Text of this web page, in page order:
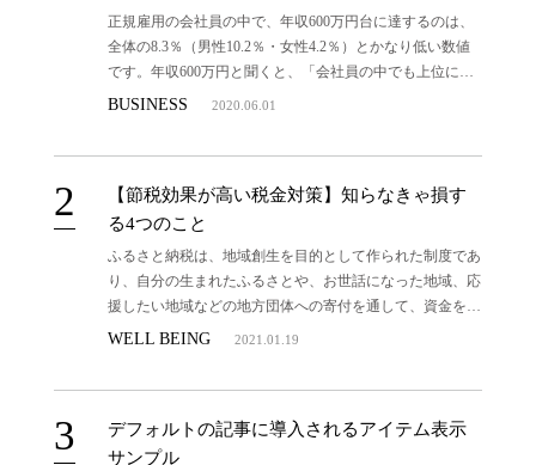
正規雇用の会社員の中で、年収600万円台に達するのは、
全体の8.3％（男性10.2％・女性4.2％）とかなり低い数値
です。年収600万円と聞くと、「会社員の中でも上位に位
置するのではないか？」と感じる人は多いのではないでし
BUSINESS 2020.06.01
【節税効果が高い税金対策】知らなきゃ損す
る4つのこと
ふるさと納税は、地域創生を目的として作られた制度であ
り、自分の生まれたふるさとや、お世話になった地域、応
援したい地域などの地方団体への寄付を通して、資金を役
立ててもらえる制度です。収入などにより上限があるもの
WELL BEING 2021.01.19
デフォルトの記事に導入されるアイテム表示
サンプル